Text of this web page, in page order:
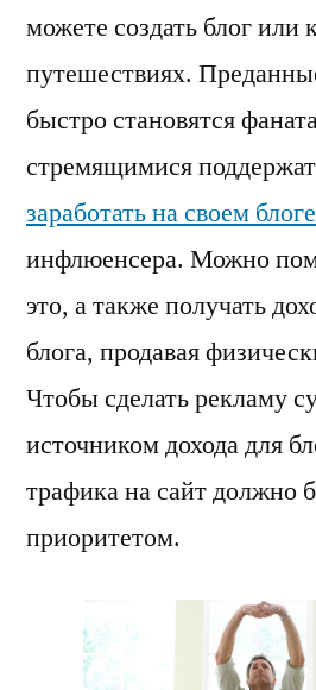
можете создать блог или
путешествиях.
быстро становятся
стремящимися
заработать на своем блоге
инфлюенсера. Можно
это, а также получать
блога, продавая
Чтобы сделать рекламу
источником дохода для
трафика на сайт должно
приоритетом.